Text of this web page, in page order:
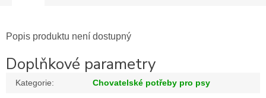
Popis produktu není dostupný
Doplňkové parametry
Kategorie: Chovatelské potřeby pro psy